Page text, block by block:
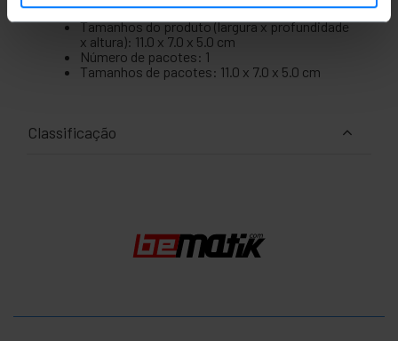
Peso bruto: 160 g
Tamanhos do produto (largura x profundidade
x altura): 11.0 x 7.0 x 5.0 cm
Número de pacotes: 1
Tamanhos de pacotes: 11.0 x 7.0 x 5.0 cm
Classificação